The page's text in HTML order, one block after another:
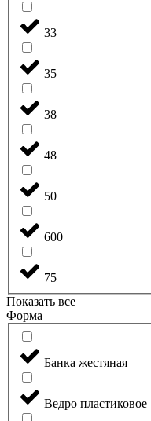
33
35
38
48
50
600
75
Показать все
Форма
Банка жестяная
Ведро пластиковое